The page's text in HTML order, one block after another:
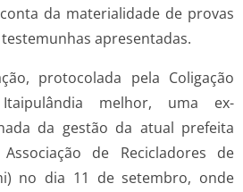
da materialidade de provas
apresentadas.
protocolada pela Coligação
melhor, uma ex-
da gestão da atual prefeita
de Recicladores de
no dia 11 de setembro, onde